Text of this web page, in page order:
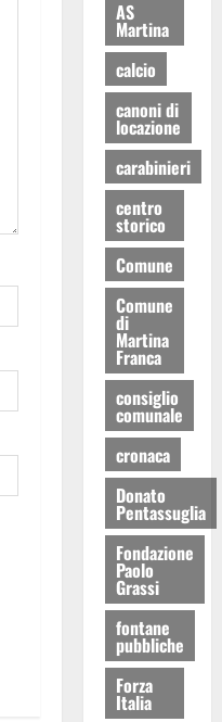
AS
Martina
calcio
canoni di
locazione
carabinieri
centro
storico
Comune
Comune
di
Martina
Franca
consiglio
comunale
cronaca
Donato
Pentassuglia
Fondazione
Paolo
Grassi
fontane
pubbliche
Forza
Italia